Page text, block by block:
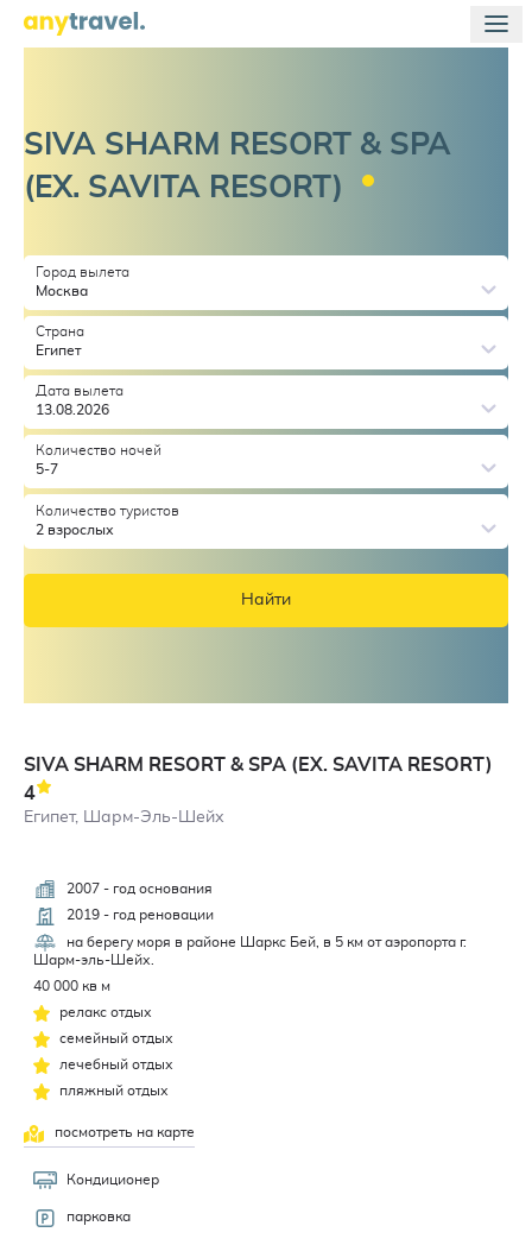
SIVA SHARM RESORT & SPA
(EX. SAVITA RESORT)
Город вылета
Москва
Страна
Египет
Дата вылета
13.08.2026
Количество ночей
5-7
Количество туристов
2 взрослых
Найти
SIVA SHARM RESORT & SPA (EX. SAVITA RESORT)
4
Египет, Шарм-Эль-Шейх
2007 - год основания
2019 - год реновации
на берегу моря в районе Шаркс Бей, в 5 км от аэропорта г.
Шарм-эль-Шейх.
40 000 кв м
релакс отдых
семейный отдых
лечебный отдых
пляжный отдых
посмотреть на карте
Кондиционер
парковка